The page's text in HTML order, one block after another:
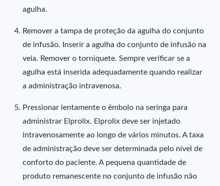
agulha.
Remover a tampa de proteção da agulha do conjunto
de infusão. Inserir a agulha do conjunto de infusão na
veia. Remover o torniquete. Sempre verificar se a
agulha está inserida adequadamente quando realizar
a administração intravenosa.
Pressionar lentamente o êmbolo na seringa para
administrar Elprolix. Elprolix deve ser injetado
intravenosamente ao longo de vários minutos. A taxa
de administração deve ser determinada pelo nível de
conforto do paciente. A pequena quantidade de
produto remanescente no conjunto de infusão não